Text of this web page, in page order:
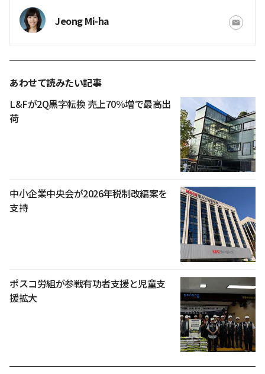
Jeong Mi-ha
あわせて読みたい記事
L&Fが2Q黒字転換 売上70％増で最高出
荷
中小企業中央会が2026年税制改編案を
支持
ポスコ労組が参戦有功者支援と児童支
援拡大